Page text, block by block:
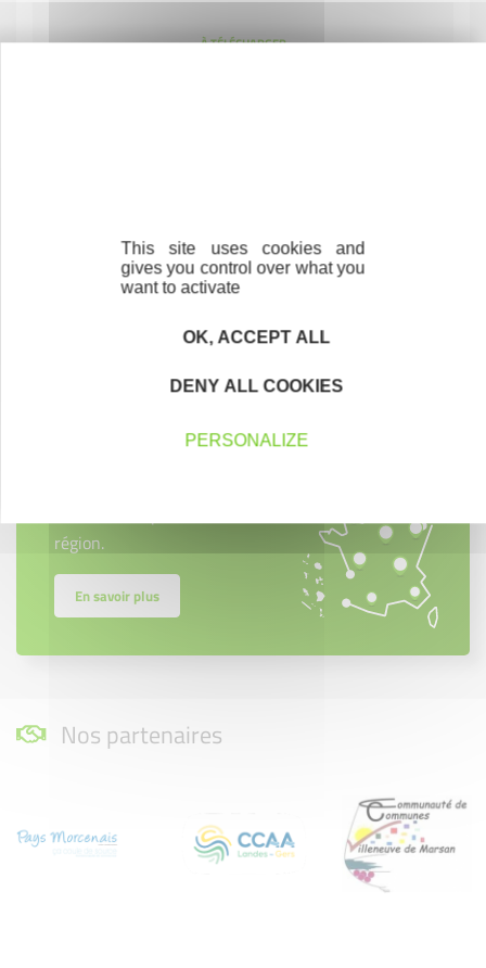
À TÉLÉCHARGER
Cliquez ici
région.
En savoir plus
Nos partenaires
This site uses cookies and
gives you control over what you
want to activate
OK, ACCEPT ALL
DENY ALL COOKIES
PERSONALIZE